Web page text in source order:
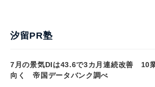
汐留PR塾
7月の景気DIは43.6で3カ月連続改善 10
向く 帝国データバンク調べ